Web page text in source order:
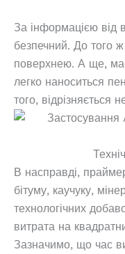
За інформацією від
безпечний. До того
поверхнею. А ще,
легко наноситься
того, відрізняється
В насправді,
бітуму, каучуку,
технологічних
витрата на
Зазначимо, що час